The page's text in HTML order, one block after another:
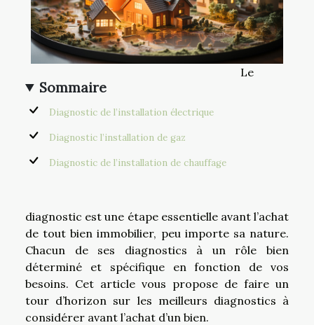
Sommaire
Diagnostic de l’installation électrique
Diagnostic l’installation de gaz
Diagnostic de l’installation de chauffage
Le
diagnostic est une étape essentielle avant l’achat
de tout bien immobilier, peu importe sa nature.
Chacun de ses diagnostics à un rôle bien
déterminé et spécifique en fonction de vos
besoins. Cet article vous propose de faire un
tour d’horizon sur les meilleurs diagnostics à
considérer avant l’achat d’un bien.